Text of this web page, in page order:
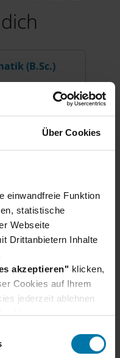
Über Cookies
einwandfreie Funktion
statistische
Webseite
Drittanbietern Inhalte
akzeptieren" klicken,
Cookies auf Ihrem
jederzeit ablehnen
es sein, dass die
(B.Sc.)
2027